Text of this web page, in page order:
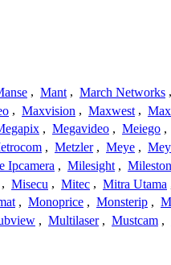
, Mant , March Networks ,
, Maxvision , Maxwest ,
, Megavideo , Meiego ,
, Metzler , Meye ,
Ipcamera , Milesight ,
, Misecu , Mitec , Mitra Utama
, Monoprice , Monsterip ,
, Multilaser , Mustcam ,